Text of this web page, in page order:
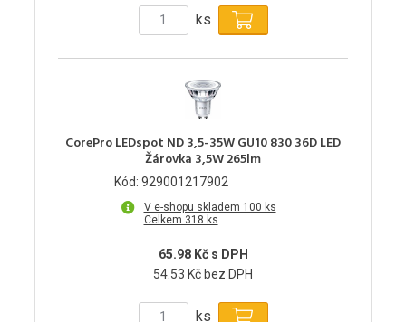
ks
CorePro LEDspot ND 3,5-35W GU10 830 36D LED
Žárovka 3,5W 265lm
Kód: 929001217902
V e-shopu skladem 100 ks
Celkem 318 ks
65.98 Kč s DPH
54.53 Kč bez DPH
ks